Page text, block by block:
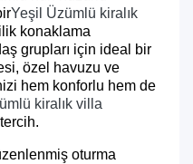
Yeşil Üzümlü kiralık
konaklama
grupları için ideal bir
özel havuzu ve
hem konforlu hem de
kiralık villa
oturma